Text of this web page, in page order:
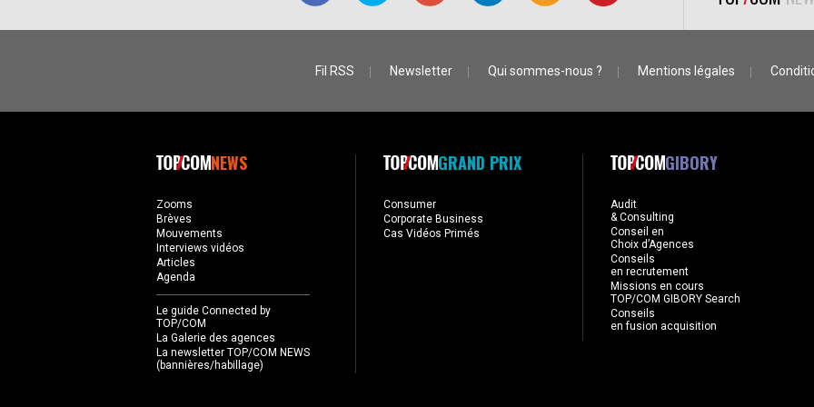
Fil RSS Newsletter Qui sommes-nous ? Mentions légales
NEWS
Zooms
Brèves
Mouvements
Interviews vidéos
Articles
Agenda
Le guide Connected by
TOP/COM
La Galerie des agences
La newsletter TOP/COM NEWS
(bannières/habillage)
GRAND PRIX
Consumer
Corporate Business
Cas Vidéos Primés
GIBORY
Audit
& Consulting
Conseil en
Choix d’Agences
Conseils
en recrutement
Missions en cours
TOP/COM GIBORY Search
Conseils
en fusion acquisition